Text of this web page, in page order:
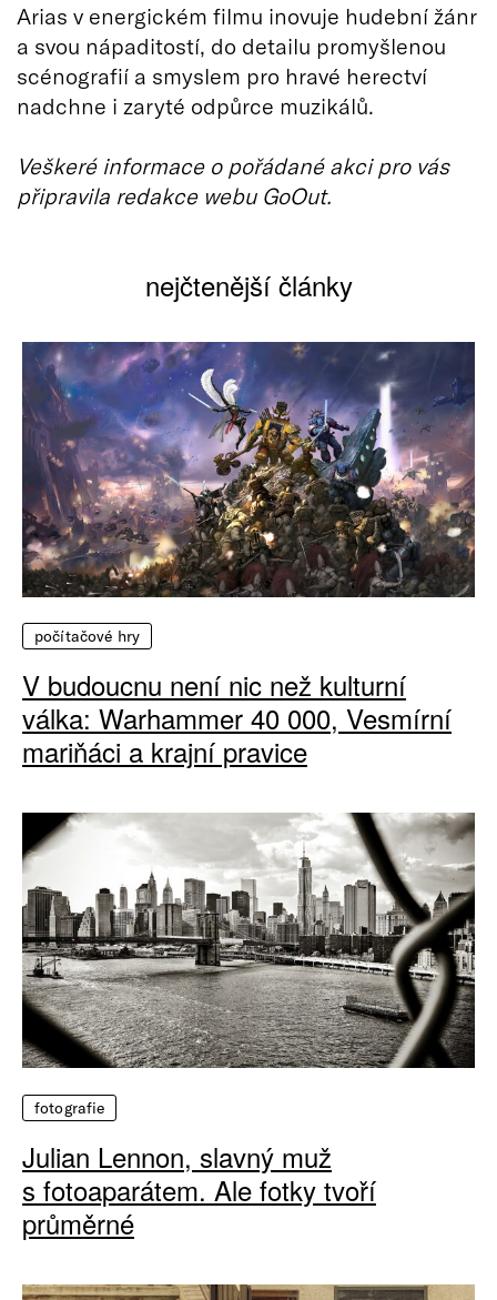
Arias v energickém filmu inovuje hudební žánr
a svou nápaditostí, do detailu promyšlenou
scénografií a smyslem pro hravé herectví
nadchne i zaryté odpůrce muzikálů.
Veškeré informace o pořádané akci pro vás
připravila redakce webu GoOut.
nejčtenější články
počítačové hry
V budoucnu není nic než kulturní
válka: Warhammer 40 000, Vesmírní
mariňáci a krajní pravice
fotografie
Julian Lennon, slavný muž
s fotoaparátem. Ale fotky tvoří
průměrné